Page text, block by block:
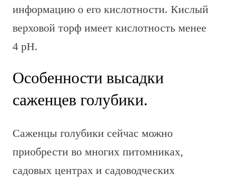
информацию о его кислотности. Кислый
верховой торф имеет кислотность менее
4 pH.
Особенности высадки
саженцев голубики.
Саженцы голубики сейчас можно
приобрести во многих питомниках,
садовых центрах и садоводческих